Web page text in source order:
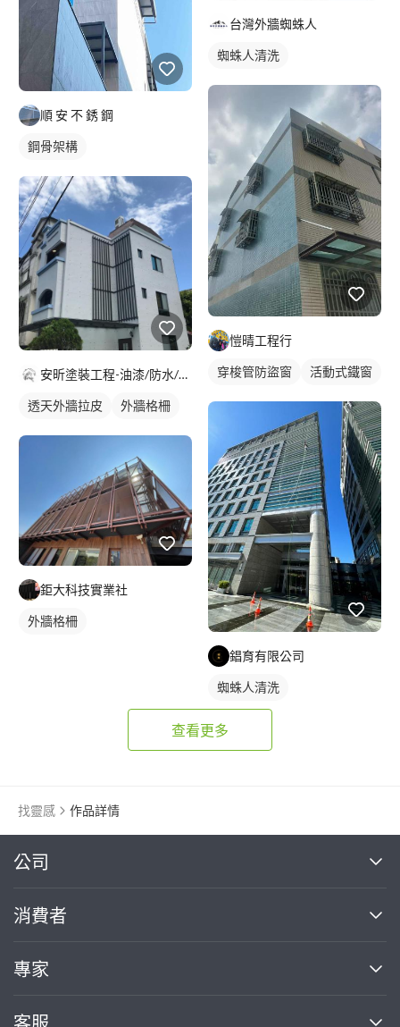
順 安 不 銹 鋼
鋼骨架構
安昕塗裝工程-油漆/防水/藝術塗料
透天外牆拉皮 外牆格柵
鉅大科技實業社
外牆格柵
台灣外牆蜘蛛人
蜘蛛人清洗
愷晴工程行
穿梭管防盜窗 活動式鐵窗
錩育有限公司
蜘蛛人清洗
查看更多
找靈感 作品詳情
公司
關於我們
部落格
加入我們
消費者
買服務
專家
案件中心
客服
繼續完成